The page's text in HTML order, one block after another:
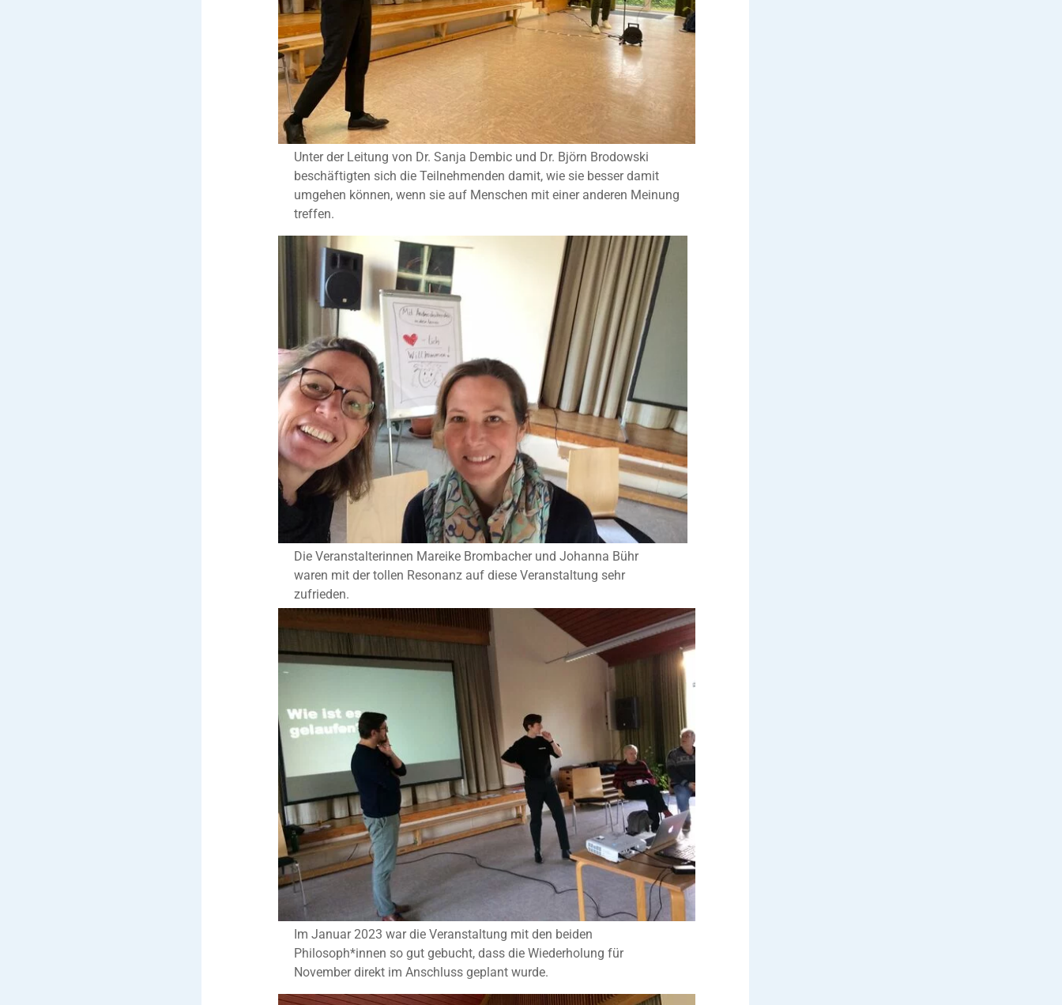
Unter der Leitung von Dr. Sanja Dembic und Dr. Björn Brodowski
beschäftigten sich die Teilnehmenden damit, wie sie besser damit
umgehen können, wenn sie auf Menschen mit einer anderen Meinung
treffen.
Die Veranstalterinnen Mareike Brombacher und Johanna Bühr
waren mit der tollen Resonanz auf diese Veranstaltung sehr
zufrieden.
Im Januar 2023 war die Veranstaltung mit den beiden
Philosoph*innen so gut gebucht, dass die Wiederholung für
November direkt im Anschluss geplant wurde.